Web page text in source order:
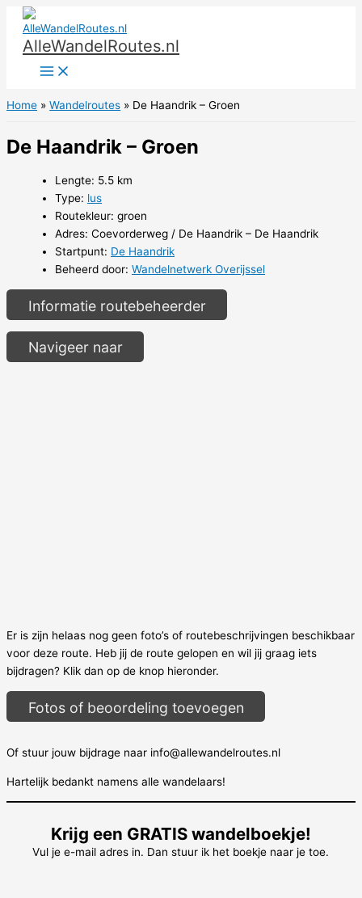
naar
inhoud
AlleWandelRoutes.nl
Home Wandelroutes De Haandrik – Groen
De Haandrik – Groen
Lengte: 5.5 km
Type: lus
Routekleur: groen
Adres: Coevorderweg / De Haandrik – De Haandrik
Startpunt: De Haandrik
Beheerd door: Wandelnetwerk Overijssel
Informatie routebeheerder
Navigeer naar
Er is zijn helaas nog geen foto’s of routebeschrijvingen beschikbaar
voor deze route. Heb jij de route gelopen en wil jij graag iets
bijdragen? Klik dan op de knop hieronder.
Fotos of beoordeling toevoegen
Of stuur jouw bijdrage naar info@allewandelroutes.nl
Hartelijk bedankt namens alle wandelaars!
Krijg een GRATIS wandelboekje!
Vul je e-mail adres in. Dan stuur ik het boekje naar je toe.